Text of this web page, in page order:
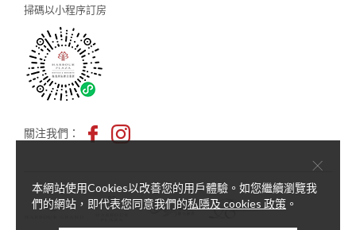
掃碼以小程序訂房
關注我們：
×
本網站使用Cookies以改善您的用戶體驗。如您繼續瀏覽我
們的網站，即代表您同意我們的私隱及 cookies 政策 。